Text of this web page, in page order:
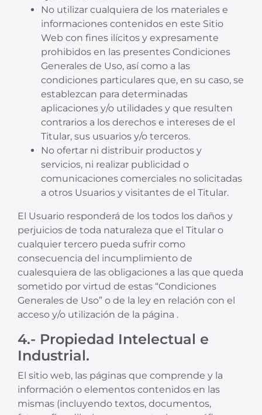
No utilizar cualquiera de los materiales e
informaciones contenidos en este Sitio
Web con fines ilícitos y expresamente
prohibidos en las presentes Condiciones
Generales de Uso, así como a las
condiciones particulares que, en su caso, se
establezcan para determinadas
aplicaciones y/o utilidades y que resulten
contrarios a los derechos e intereses de el
Titular, sus usuarios y/o terceros.
No ofertar ni distribuir productos y
servicios, ni realizar publicidad o
comunicaciones comerciales no solicitadas
a otros Usuarios y visitantes de el Titular.
El Usuario responderá de los todos los daños y
perjuicios de toda naturaleza que el Titular o
cualquier tercero pueda sufrir como
consecuencia del incumplimiento de
cualesquiera de las obligaciones a las que queda
sometido por virtud de estas “Condiciones
Generales de Uso” o de la ley en relación con el
acceso y/o utilización de la página .
4.- Propiedad Intelectual e
Industrial.
El sitio web, las páginas que comprende y la
información o elementos contenidos en las
mismas (incluyendo textos, documentos,